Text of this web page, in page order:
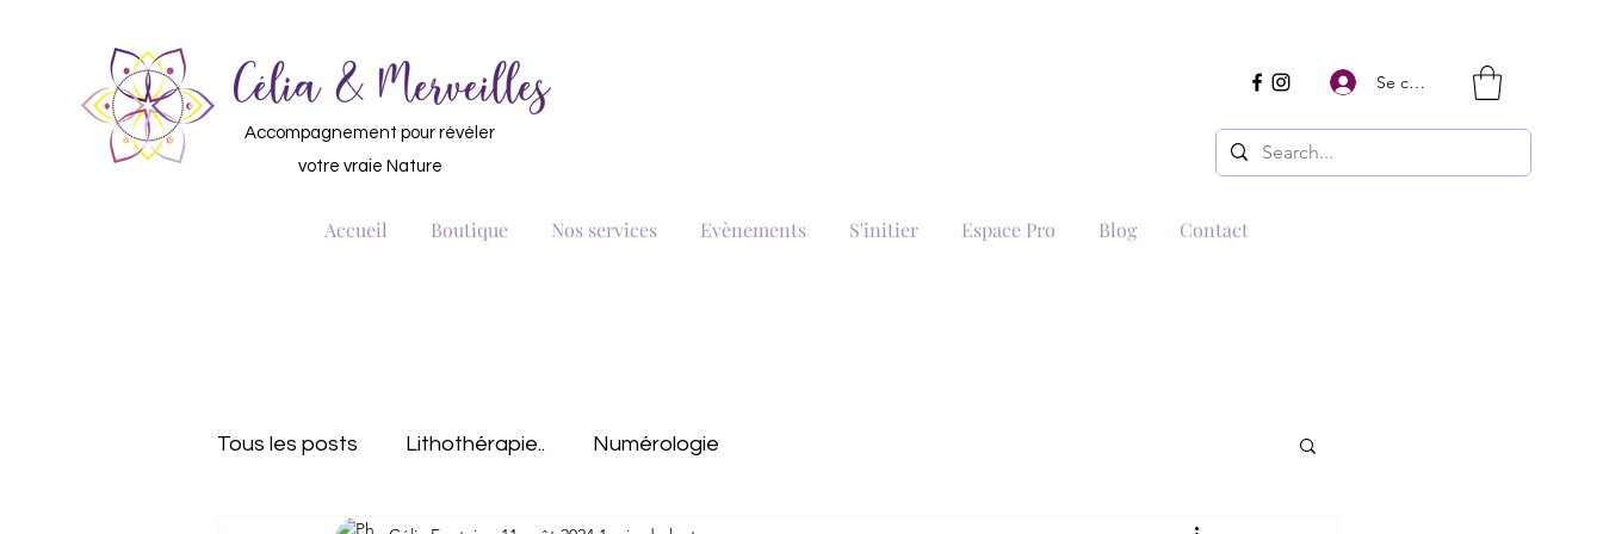
Accompagnement pour révéler
votre vraie Nature
Se connecter
Accueil Boutique Nos services Evènements S'initier Espace Pro Blog Contact
Tous les posts Lithothérapie.. Numérologie